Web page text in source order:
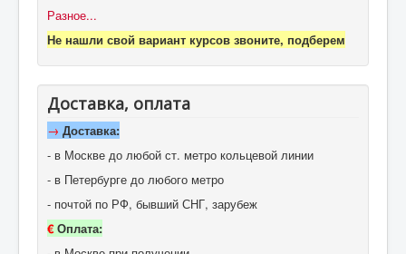
Разное...
Не нашли свой вариант курсов звоните, подберем
Доставка, оплата
→ Доставка:
- в Москве до любой ст. метро кольцевой линии
- в Петербурге до любого метро
- почтой по РФ, бывший СНГ, зарубеж
€Оплата: